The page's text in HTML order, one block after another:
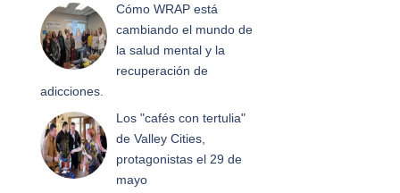
Cómo WRAP está
cambiando el mundo de
la salud mental y la
recuperación de
adicciones.
Los "cafés con tertulia"
de Valley Cities,
protagonistas el 29 de
mayo